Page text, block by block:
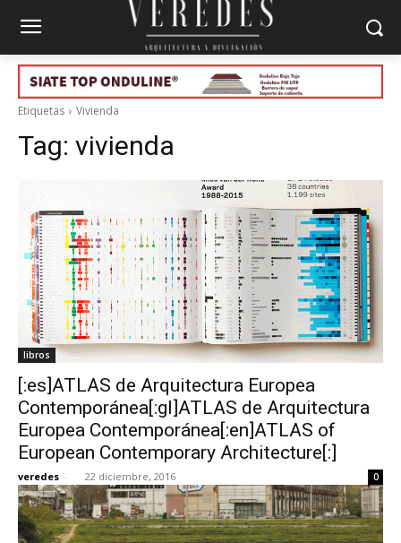
Etiquetas Vivienda
Tag: vivienda
libros
[:es]ATLAS de Arquitectura Europea
Contemporánea[:gl]ATLAS de Arquitectura
Europea Contemporánea[:en]ATLAS of
European Contemporary Architecture[:]
veredes - 22 diciembre, 2016 0